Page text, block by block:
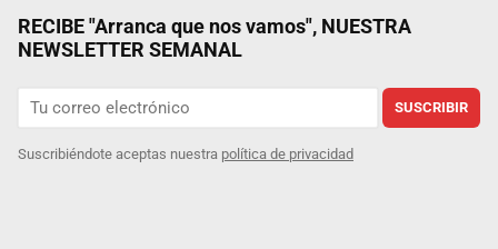
RECIBE "Arranca que nos vamos", NUESTRA
NEWSLETTER SEMANAL
SUSCRIBIR
Suscribiéndote aceptas nuestra política de privacidad